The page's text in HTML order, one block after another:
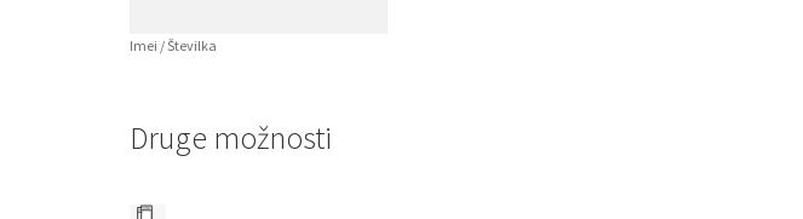
Imei / Številka
Druge možnosti